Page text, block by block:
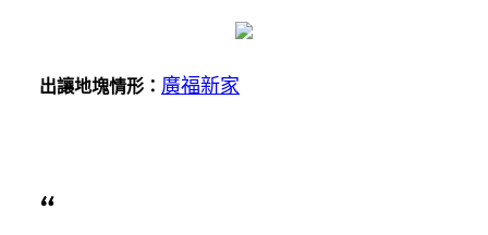
出讓地塊情形： 廣福新家
“